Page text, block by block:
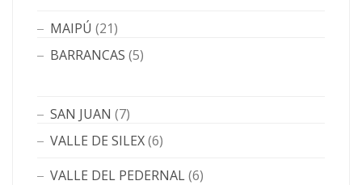
MAIPÚ (21)
BARRANCAS (5)
SAN JUAN (7)
VALLE DE SILEX(6)
VALLE DEL PEDERNAL(6)